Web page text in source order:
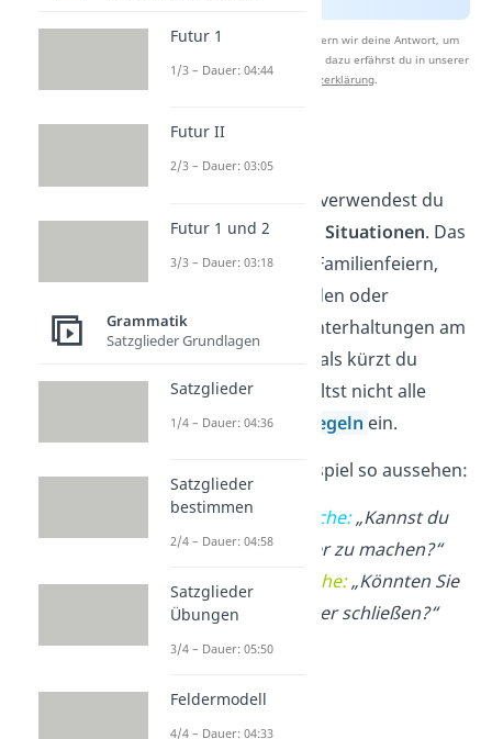
Nach Beantwortung speichern wir deine Antwort, um
Studyflix zu verbessern. Mehr dazu erfährst du in unserer
Datenschutzerklärung.
Umgangssprache verwendest du
nur in informellen Situationen. Das
sind zum Beispiel Familienfeiern,
Treffen mit Freunden oder
ungezwungene Unterhaltungen am
Arbeitsplatz. Oftmals kürzt du
Wörter ab oder hältst nicht alle
grammatischen Regeln ein.
Das kann zum Beispiel so aussehen:
Umgangssprache:„Kannst du
mal das Fenster zu machen?“
Standardsprache:„Könnten Sie
bitte das Fenster schließen?“
Futur 1
1/3 – Dauer: 04:44
Futur II
2/3 – Dauer: 03:05
Futur 1 und 2
3/3 – Dauer: 03:18
Grammatik
Satzglieder Grundlagen
Satzglieder
1/4 – Dauer: 04:36
Satzglieder
bestimmen
2/4 – Dauer: 04:58
Satzglieder
Übungen
3/4 – Dauer: 05:50
Feldermodell
4/4 – Dauer: 04:33